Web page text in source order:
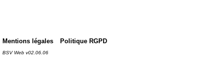
Mentions légales Politique RGPD
BSV Web v02.06.06